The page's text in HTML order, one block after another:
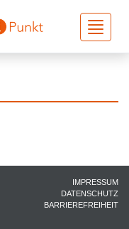
Toggle
IMPRESSUM
DATENSCHUTZ
BARRIEREFREIHEIT